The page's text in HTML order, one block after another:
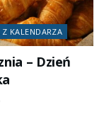
Z KALENDARZA
– Dzień